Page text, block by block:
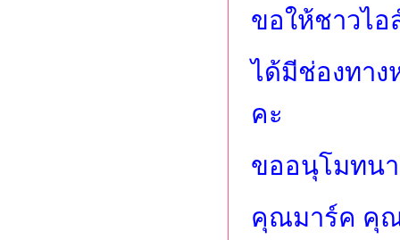
ขอให้ชาวไ
ได้มีช่องทา
คะ
ขออนุโมทน
คุณมาร์ค คุ